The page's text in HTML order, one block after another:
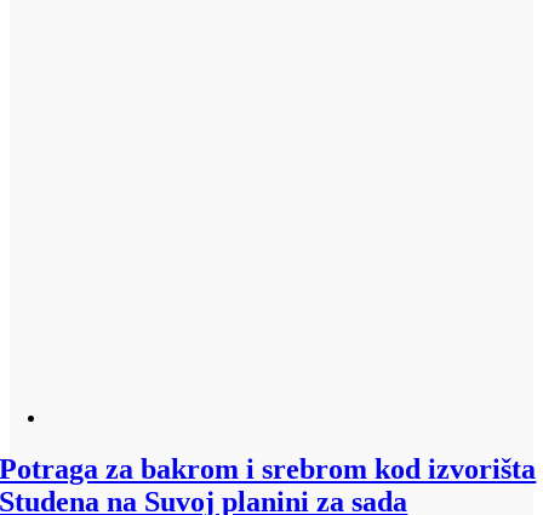
Potraga za bakrom i srebrom kod izvorišta
Studena na Suvoj planini za sada